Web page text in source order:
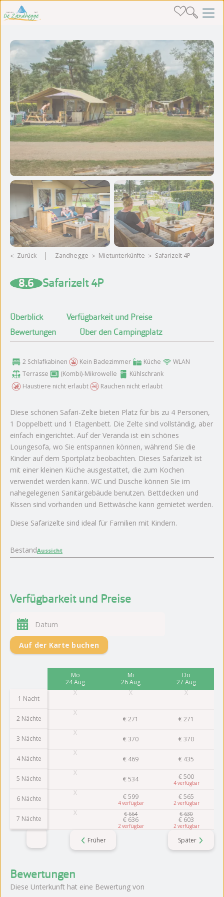
Zurück Zandhegge Mietunterkünfte Safarizelt 4P
8.6 Safarizelt 4P
Überblick
Verfügbarkeit und Preise
Bewertungen
Über den Campingplatz
2 Schlafkabinen Kein Badezimmer Küche
WLAN
Terrasse
(Kombi)-Mikrowelle
Kühlschrank
Haustiere nicht erlaubt
Rauchen nicht erlaubt
Diese schönen Safari-Zelte bieten Platz für bis zu 4 Personen,
1 Doppelbett und 1 Etagenbett. Die Zelte sind vollständig, aber
einfach eingerichtet. Auf der Veranda ist ein schönes
Loungesofa, wo Sie entspannen können, während Sie die
Kinder auf dem Sportplatz beobachten. Dieses Safarizelt ist
mit einer kleinen Küche ausgestattet, die zum Kochen
verwendet werden kann. WC und Dusche können Sie im
nahegelegenen Sanitärgebäude benutzen. Bettdecken und
Kissen sind vorhanden und Bettwäsche kann gemietet werden.
Diese Safarizelte sind ideal für Familien mit Kindern.
BestandAussicht
Verfügbarkeit und Preise
Auf der Karte buchen
Früher Später
1 Nacht
2 Nächte
3 Nächte
4 Nächte
5 Nächte
6 Nächte
7 Nächte
Mo
24 Aug
Mi
26 Aug
€271
€370
€ 469
€534
€599
4
€ 664
€ 636
2
Do
27 Aug
€271
€370
€ 435
€500
4
€565
2
€ 630
€ 603
2
Bewertungen
Diese Unterkunft hat eine Bewertung von